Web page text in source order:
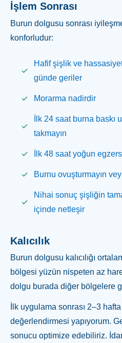
İşlem Sonrası
Burun dolgusu sonrası
konforludur:
Hafif şişlik ve
günde geriler
Morarma nadirdir
İlk 24 saat burna baskı
takmayın
İlk 48 saat yoğun
Burnu ovuşturmayın
Nihai sonuç şişliğin
içinde netleşir
Kalıcılık
Burun dolgusu kalıcılığı
bölgesi yüzün nispeten az
dolgu burada diğer bölgelere
İlk uygulama sonrası 2–3
değerlendirmesi yapıyorum.
sonucu optimize edebiliriz.